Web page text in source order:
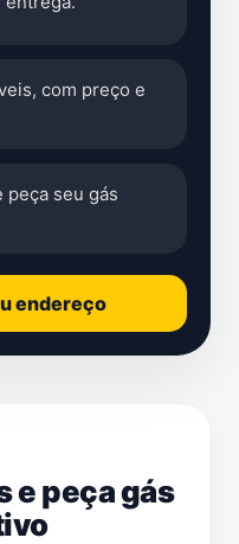
com preço e
peça seu gás
endereço
e peça gás